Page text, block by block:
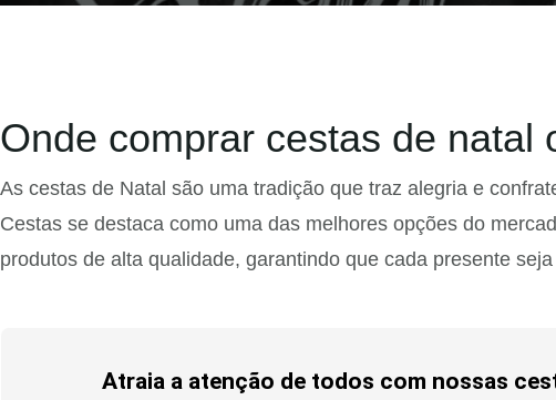
Onde comprar cestas de natal
As cestas de Natal são uma tradição que traz alegria e
Cestas se destaca como uma das melhores opções do
produtos de alta qualidade, garantindo que cada presente
Atraia a atenção de todos com nossas